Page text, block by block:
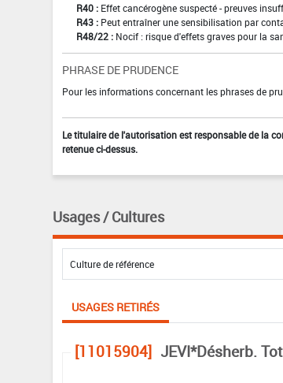
R40 : Effet cancérogène suspecté - preuves
R43 : Peut entraîner une sensibilisation par
R48/22 : Nocif : risque d'effets graves pour la
PHRASE DE PRUDENCE
Pour les informations concernant les phrases de
Le titulaire de l'autorisation est responsable de la
retenue ci-dessus.
Usages / Cultures
USAGES RETIRÉS
[11015904] JEVI*Désherb.